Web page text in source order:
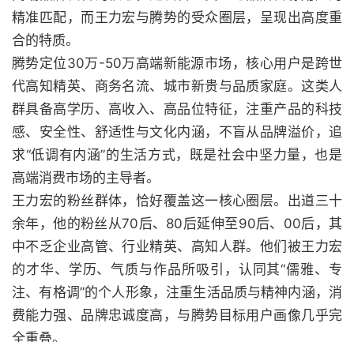
精准匹配，而王力宏与腾势的受众圈层，呈现出高度重
合的特质。
腾势定位30万-50万高端新能源市场，核心用户是跨世
代高知精英、商务名流、城市新贵与品质家庭。这类人
群具备高学历、高收入、高品位特征，注重产品的科技
感、安全性、舒适性与文化内涵，不盲从品牌溢价，追
求“低调有内涵”的生活方式，既是社会中坚力量，也是
高端消费市场的主导者。
王力宏的粉丝群体，恰好覆盖这一核心圈层。出道三十
余年，他的粉丝从70后、80后延伸至90后、00后，其
中不乏企业高管、行业精英、高知人群。他们被王力宏
的才华、学历、气质与作品所吸引，认同其“儒雅、专
注、有格调”的个人形象，注重生活品质与精神内涵，消
费能力强、品牌忠诚度高，与腾势目标用户画像几乎完
全重叠。